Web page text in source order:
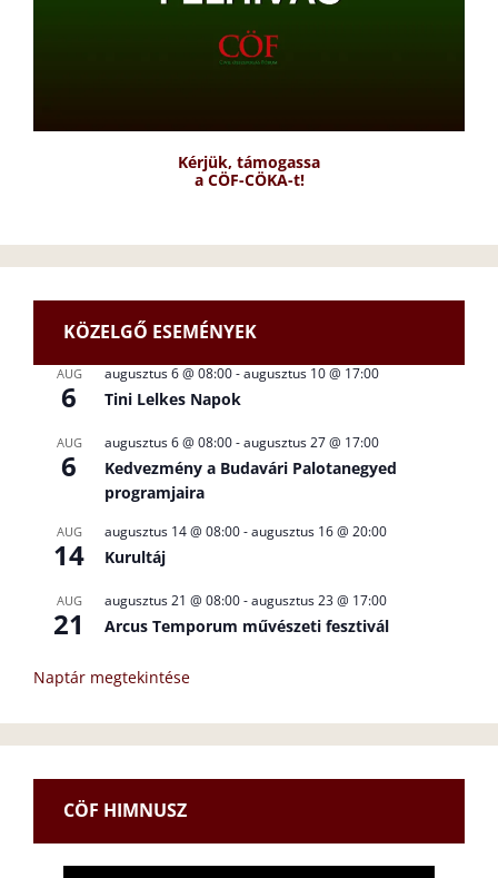
Kérjük, támogassa
a CÖF-CÖKA-t!
KÖZELGŐ ESEMÉNYEK
AUG
6
augusztus 6 @ 08:00-augusztus 10 @ 17:00
Tini Lelkes Napok
AUG
6
augusztus 6 @ 08:00-augusztus 27 @ 17:00
Kedvezmény a Budavári Palotanegyed
programjaira
AUG
14
augusztus 14 @ 08:00-augusztus 16 @ 20:00
Kurultáj
AUG
21
augusztus 21 @ 08:00-augusztus 23 @ 17:00
Arcus Temporum művészeti fesztivál
Naptár megtekintése
CÖF HIMNUSZ